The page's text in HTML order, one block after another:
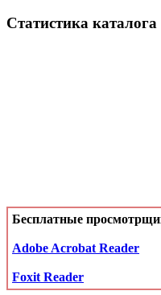
Статистика каталога
Бесплатные
Adobe Acrobat Reader
Foxit Reader